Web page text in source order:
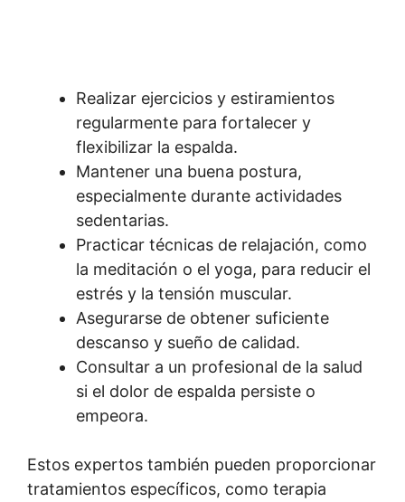
Realizar ejercicios y estiramientos
regularmente para fortalecer y
flexibilizar la espalda.
Mantener una buena postura,
especialmente durante actividades
sedentarias.
Practicar técnicas de relajación, como
la meditación o el yoga, para reducir el
estrés y la tensión muscular.
Asegurarse de obtener suficiente
descanso y sueño de calidad.
Consultar a un profesional de la salud
si el dolor de espalda persiste o
empeora.
Estos expertos también pueden proporcionar
tratamientos específicos, como terapia